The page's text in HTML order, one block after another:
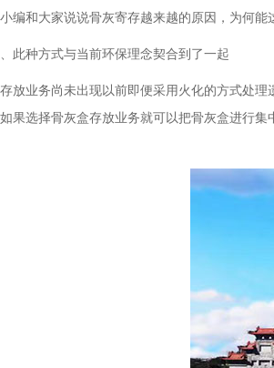
小编和大家说说骨灰寄存越来越的原因，为何能
此种方式与当前环保理念契合到了一起
放业务尚未出现以前即便采用火化的方式处
果选择骨灰盒存放业务就可以把骨灰盒进行